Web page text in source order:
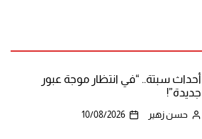
أحداث سبتة.. “في انتظار موجة عبور
جديدة”!
حسن زهير 10/08/2026